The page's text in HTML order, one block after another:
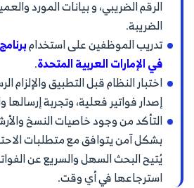
الرقم الضريبي، و بيانات المورد
الضريبة.
تدريب الموظفين على استخدام
في الإمارات العربية المتحدة.
اختبار النظام قبل التطبيق والإلزام
إصدار فواتير فعلية، وتجربة إرسالها
التأكد من وجود خاصيات النسخ
بشكل آمن يتوافق مع متطلبات
يُتيح البحث السهل والسريع عن
استرجاعها في أي وقت.